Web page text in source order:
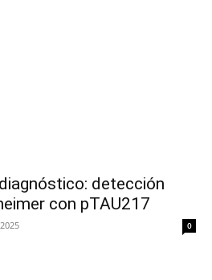
detección
con pTAU217
0